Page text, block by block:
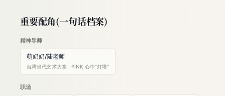
重要配角(一句话档案)
精神导师
萌奶奶/陆老师
台湾当代艺术大拿 · PINK 心中”灯塔”
职场